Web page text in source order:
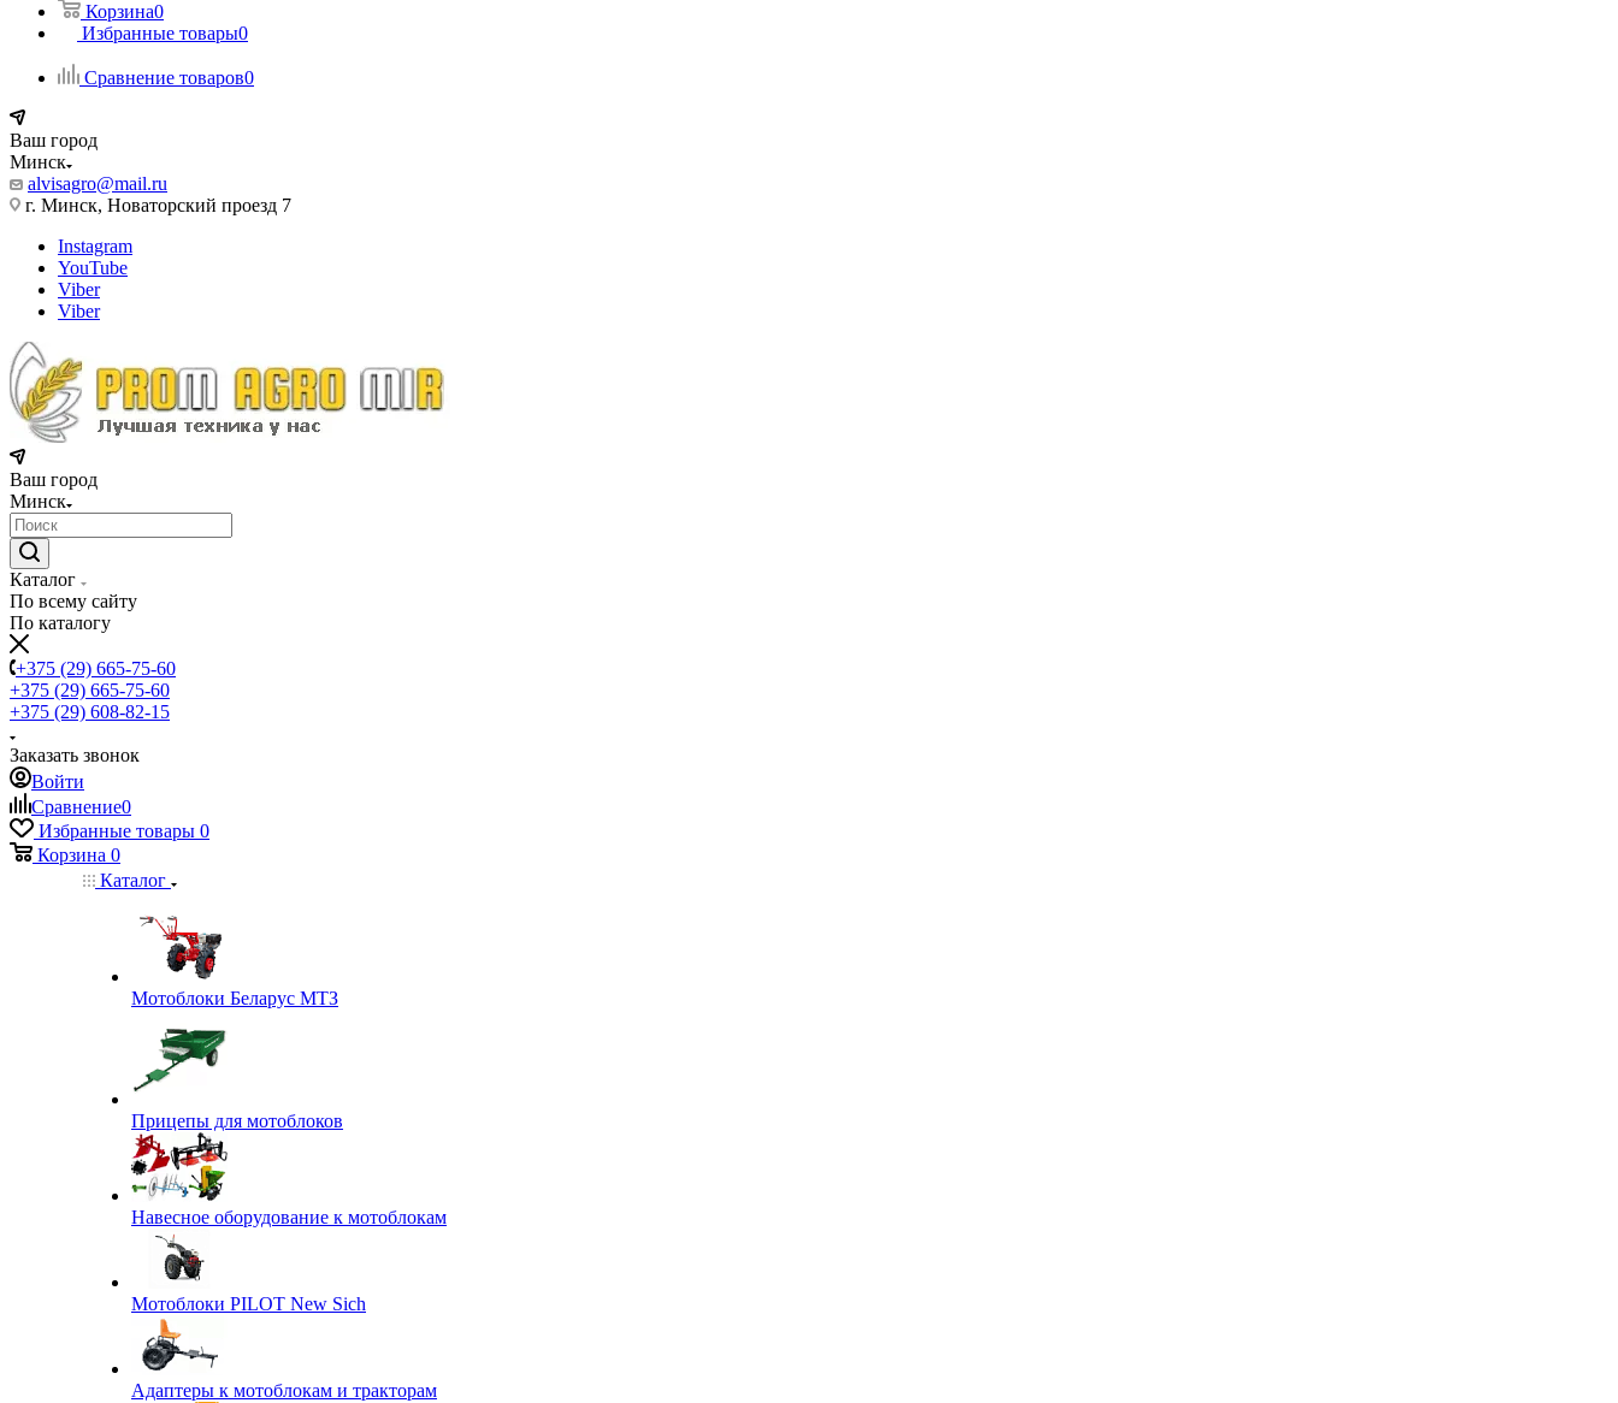
Корзина0
Избранные товары0
Сравнение товаров0
Ваш город
Минск
alvisagro@mail.ru
г. Минск, Новаторский проезд 7
Instagram
YouTube
Viber
Viber
Ваш город
Минск
Каталог
По всему сайту
По каталогу
+375 (29) 665-75-60
+375 (29) 665-75-60
+375 (29) 608-82-15
Заказать звонок
Войти
Сравнение0
Избранные товары 0
Корзина 0
Каталог
Мотоблоки Беларус МТЗ
Прицепы для мотоблоков
Навесное оборудование к мотоблокам
Мотоблоки PILOT New Sich
Адаптеры к мотоблокам и тракторам